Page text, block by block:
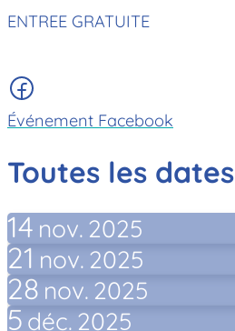
ENTREE GRATUITE
Événement Facebook
Toutes les dates
14 nov. 2025
21 nov. 2025
28 nov. 2025
5 déc. 2025